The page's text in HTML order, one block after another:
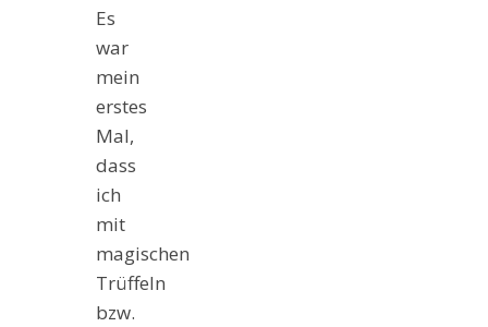
Es
war
mein
erstes
Mal,
dass
ich
mit
magischen
Trüffeln
bzw.